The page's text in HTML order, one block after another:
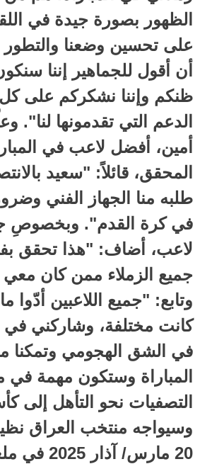
الظهور بصورة جيدة في
على تحسين وضعنا والتطور
أن أقول للجماهير إننا
ظنكم وإننا نشكركم على
الدعم التي تقدمونها
أمين، أفضل لاعب في
المحقق، قائلاً: "سعيد
طلبه منا الجهاز الفني
في كرة القدم". وبخصوصِ
لاعب، أضاف: "هذا تحقق
جميع الزملاء ممن كان
وتابع: "جميع اللاعبين أدّوا
كانت مختلفة، وشاركني
في الشق الهجومي وتمكنا
المباراة وستكون مهمة في
التصفيات نحو التأهل إلى
وسيواجه منتخب العراق
20 مارس/